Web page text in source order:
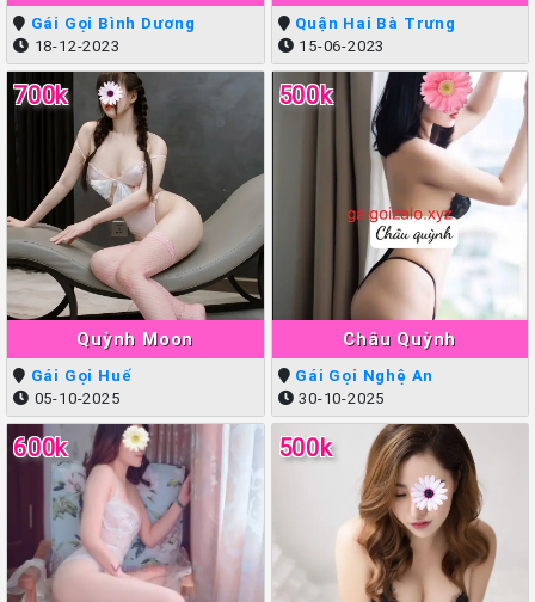
Ngân
Gái Gọi Bình Dương
18-12-2023
Nội Làm Tình Giỏi Đẳng
Cấp
Quận Hai Bà Trưng
15-06-2023
Quỳnh Moon
700k
Gái Gọi Huế
05-10-2025
Châu Quỳnh
500k
Gái Gọi Nghệ An
30-10-2025
600k 500k